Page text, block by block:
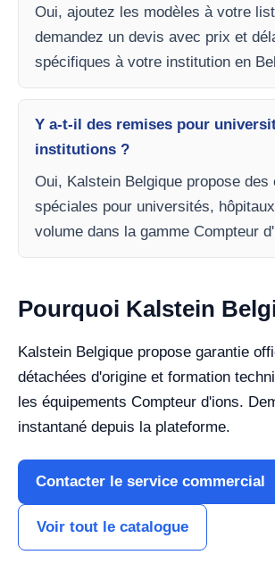
Oui, ajoutez les modèles à votre
demandez un devis avec prix et
spécifiques à votre institution en
Y a-t-il des remises pour
institutions ?
Oui, Kalstein Belgique propose des
spéciales pour universités,
volume dans la gamme Compteur
Pourquoi Kalstein
Kalstein Belgique propose garantie
détachées d'origine et formation
les équipements Compteur d'ions.
instantané depuis la plateforme.
Contacter le service commercial
Voir tout le catalogue